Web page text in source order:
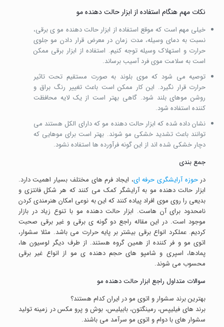
نکات مهم هنگام استفاده از ابزار حالت دهنده مو
خیلی مهم است که موقع استفاده از ابزار حالت دهنده مو ی برقی،
نسبت به دمای وسیله، مدت زمان در معرض قرار دادن مو جلوی
حرارت و استهلاک وسیله توجه کنیم. استفاده از ابزار برقی ممکن
است به سلامت موی فرد آسیب برساند.
توصیه می شود که موی بلوند به صورت مستقیم تحت تاثیر
حرارت قرار نگیرد. این کار ممکن است باعث تغییر رنگ براق و
روشن موهای بلند شود. گاهی بهتر است از یک لایه محافظت
کننده استفاده شود.
نشان داده شده که ابزار حالت دهنده مو که دارای الکل هستند می
توانند باعث تشدید خشکی مو شوند. بهتر است برای موهایی که
دچار خشکی شده اند از این گونه فرآورده ها استفاده نشود.
جمع بندی
در حوزه آرایشگری حرفه ای، ایجاد فرم های مختلف بسیار اهمیت دارد.
ابزار حالت دهنده مو به آرایشگر کمک می کنند که هر شکل فانتزی و
بدیعی را روی موی افراد پیاده کنند که این به نوعی امکان هنرمندی کردن
نامحدود برای آن هاست. ابزار حالت دهنده مو با تنوع زیاد در بازار
موجود است. در این مقاله راجع دو گونه ی برقی و غیر برقی صحبت
کردیم. عملکرد انواع برقی بیشتر بر پایه حرارت می باشد. مثلا سشوار،
اتوی مو و فر کننده از همین گروه هستند. از طرف دیگر لوسیون ها،
پمادها، اسپری و شامپو های حجم دهنده ی مو از انواع غیر برقی
محسوب می شوند.
سوالات متداول راجع ابزار حالت دهنده مو
بهترین برند سشوار و اتوی مو در ایران کدام هستند؟
برند های فیلیپس، رمینگتون، بابیلیس، بوش و پرو مکس در زمینه تولید
سشوار های با دوام و اتوی مو سرآمد می باشند.